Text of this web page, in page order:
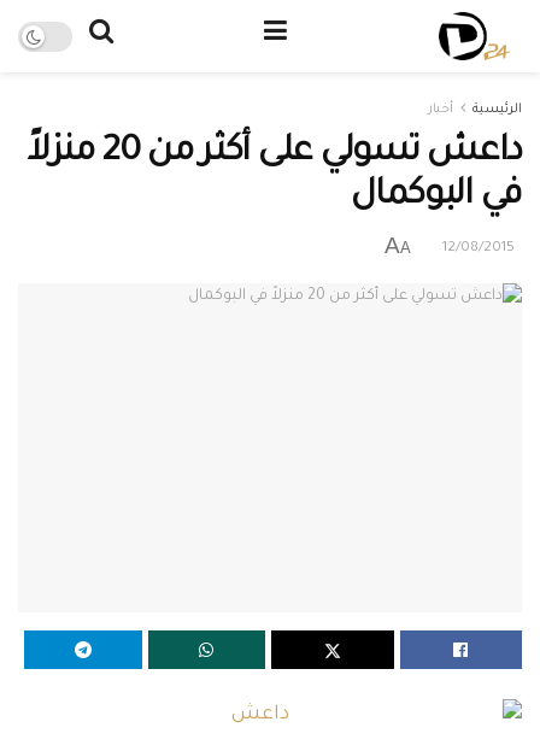
الرئيسية أخبار
داعش تسولي على أكثر من 20 منزلاً
في البوكمال
12/08/2015
A
A